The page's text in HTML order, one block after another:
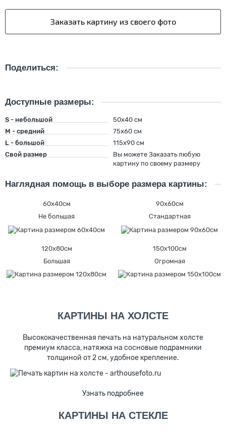
Поделиться:
Доступные размеры:
S - небольшой
50х40 см
M - средний
75х60 см
L - большой
115х90 см
Свой размер
Вы можете Заказать любую
картину по своему размеру
Наглядная помощь в выборе размера картины:
60х40см
Не большая
90х60см
Стандартная
120х80см
Большая
150х100см
Огромная
КАРТИНЫ НА ХОЛСТЕ
Высококачественная печать на натуральном холсте
премиум класса, натяжка на сосновые подрамники
толщиной от 2 см, удобное крепление.
Узнать подробнее
КАРТИНЫ НА СТЕКЛЕ